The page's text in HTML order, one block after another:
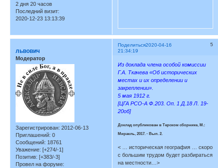
2 дня 20 часов
Последний визит:
2020-12-23 13:13:39
Поделиться 5
2020-04-16
21:34:19
львович
Модератор
Зарегистрирован: 2012-06-13
Приглашений: 0
Сообщений: 18761
Уважение: [+274/-1]
Позитив: [+383/-3]
Провел на форуме:
Из доклада члена особой комиссии
Г.А. Ткачева «Об исторических
местах и их определении и
закреплении».
5 мая 1912 г.
[ЦГА РСО-А Ф.203. Оп. 1 Д.18 Л. 19-
20об]
Доклад опубликован в Терском сборнике, М.:
Миракль, 2017. - Вып. 2.
< … историческая география … скоро
с большим трудом будет разбираться
на местности…>